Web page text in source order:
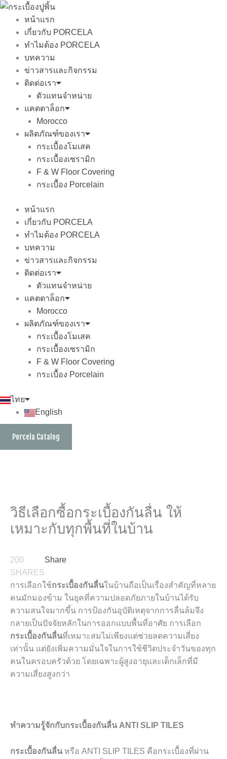
Skip
content
หน้าแรก
เกี่ยวกับ PORCELA
ทำไมต้อง PORCELA
บทความ
ข่าวสารและกิจกรรม
ติดต่อเรา
ตัวแทนจำหน่าย
แคตตาล็อก
Morocco
ผลิตภัณฑ์ของเรา
กระเบื้องโมเสค
กระเบื้องเซรามิก
F & W Floor Covering
กระเบื้อง Porcelain
หน้าแรก
เกี่ยวกับ PORCELA
ทำไมต้อง PORCELA
บทความ
ข่าวสารและกิจกรรม
ติดต่อเรา
ตัวแทนจำหน่าย
แคตตาล็อก
Morocco
ผลิตภัณฑ์ของเรา
กระเบื้องโมเสค
กระเบื้องเซรามิก
F & W Floor Covering
กระเบื้อง Porcelain
ไทย
English
Porcela Catalog
วิธีเลือกซื้อกระเบื้องกันลื่น ให้
เหมาะกับทุกพื้นที่ในบ้าน
200
SHARES
Share
การเลือกใช้กระเบื้องกันลื่นในบ้านถือเป็นเรื่องสำคัญที่หลาย
คนมักมองข้าม ในยุคที่ความปลอดภัยภายในบ้านได้รับ
ความสนใจมากขึ้น การป้องกันอุบัติเหตุจากการลื่นล้มจึง
กลายเป็นปัจจัยหลักในการออกแบบพื้นที่อาศัย การเลือก
กระเบื้องกันลื่นที่เหมาะสมไม่เพียงแต่ช่วยลดความเสี่ยง
เท่านั้น แต่ยังเพิ่มความมั่นใจในการใช้ชีวิตประจำวันของทุก
คนในครอบครัวด้วย โดยเฉพาะผู้สูงอายุและเด็กเล็กที่มี
ความเสี่ยงสูงกว่า
ทำความรู้จักกับกระเบื้องกันลื่น ANTI SLIP TILES
กระเบื้องกันลื่น หรือ ANTI SLIP TILES คือกระเบื้องที่ผ่าน